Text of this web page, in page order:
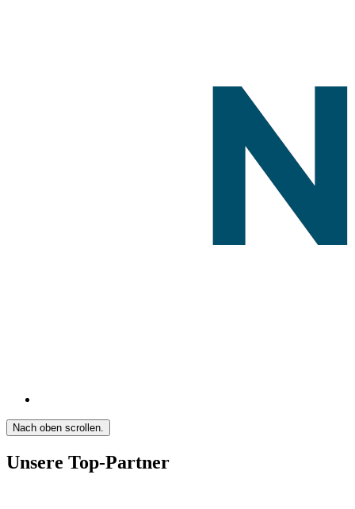
Nach oben scrollen.
Unsere Top-Partner